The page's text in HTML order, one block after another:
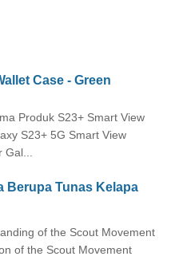
Case - Green
Produk S23+ Smart View
S23+ 5G Smart View
Berupa Tunas Kelapa
of the Scout Movement
of the Scout Movement